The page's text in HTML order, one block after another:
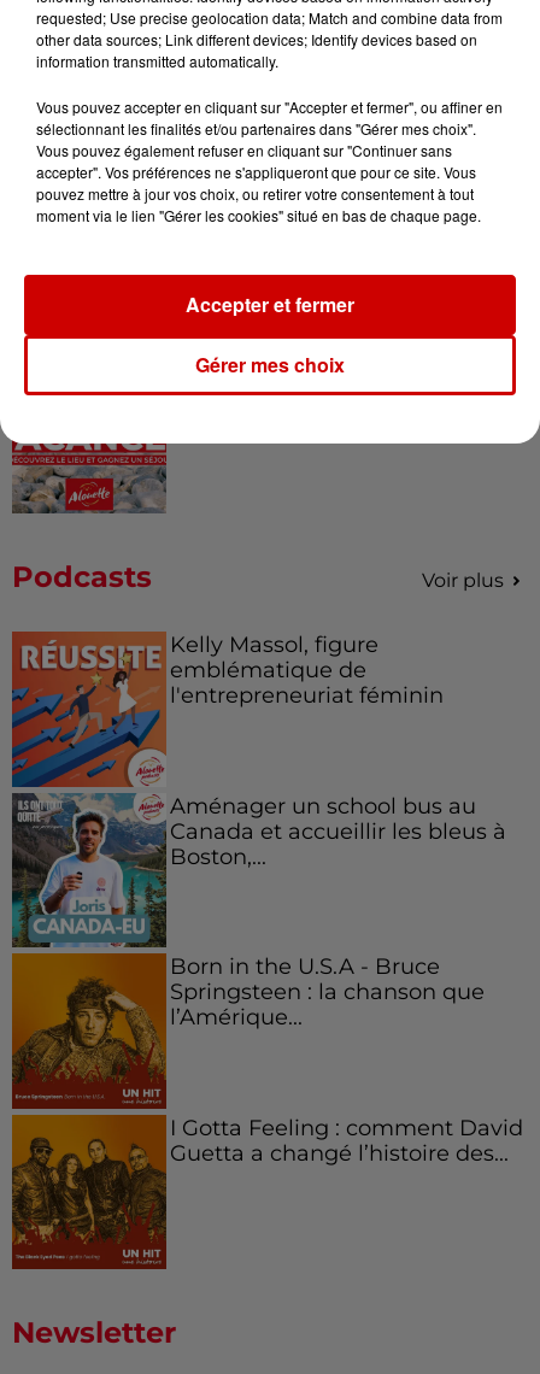
Le Duel - Gagnez vos entrées
pour l'un des zoos de nos
régions !
Destination Vacances - Gagnez
Destination Vacances : inscrivez-
vous !
Podcasts Voir plus
Kelly Massol, figure
emblématique de
l'entrepreneuriat féminin
Aménager un school bus au
Canada et accueillir les bleus à
Boston,...
Born in the U.S.A - Bruce
Springsteen : la chanson que
l’Amérique...
I Gotta Feeling : comment David
Guetta a changé l’histoire des...
Newsletter
requested; Use precise geolocation data; Match and combine data from
other data sources; Link different devices; Identify devices based on
information transmitted automatically.
Vous pouvez accepter en cliquant sur "Accepter et fermer", ou affiner en
sélectionnant les finalités et/ou partenaires dans "Gérer mes choix".
Vous pouvez également refuser en cliquant sur "Continuer sans
accepter". Vos préférences ne s'appliqueront que pour ce site. Vous
pouvez mettre à jour vos choix, ou retirer votre consentement à tout
moment via le lien "Gérer les cookies" situé en bas de chaque page.
Gérer mes choix
Accepter et fermer